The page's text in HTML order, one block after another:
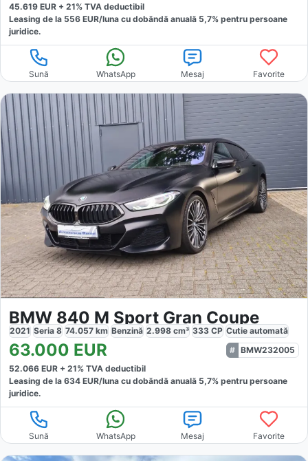
45.619 EUR + 21% TVA deductibil
Leasing de la 556 EUR/luna cu dobăndă anuală 5,7% pentru persoane
juridice.
Sună WhatsApp Mesaj Favorite
BMW 840 M Sport Gran Coupe
2021 Seria 8 74.057 km Benzină 2.998 cm³ 333 CP Cutie automată
63.000 EUR
BMW232005
52.066 EUR + 21% TVA deductibil
Leasing de la 634 EUR/luna cu dobăndă anuală 5,7% pentru persoane
juridice.
Sună WhatsApp Mesaj Favorite